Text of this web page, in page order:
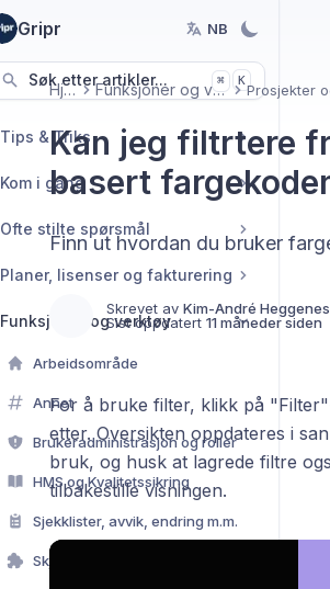
Gripr NB
Søk etter artikler... ⌘ K
Tips & Triks
Kom i gang
Ofte stilte spørsmål
Planer, lisenser og fakturering
Funksjoner og verktøy
Arbeidsområde
Annet
Brukeradministrasjon og roller
HMS og Kvalitetssikring
Sjekklister, avvik, endring m.m.
Skjemabygger og malbibliotek
Hjem Funksjoner og verktøy
Kan jeg filtrtere
basert
Finn ut hvordan du bruker
Skrevet av Kim-André Heggenes
Sist oppdatert 11 måneder siden
For å bruke filter, klikk på
etter. Oversikten oppdateres i
bruk, og husk at lagrede filtre
tilbakestille visningen.